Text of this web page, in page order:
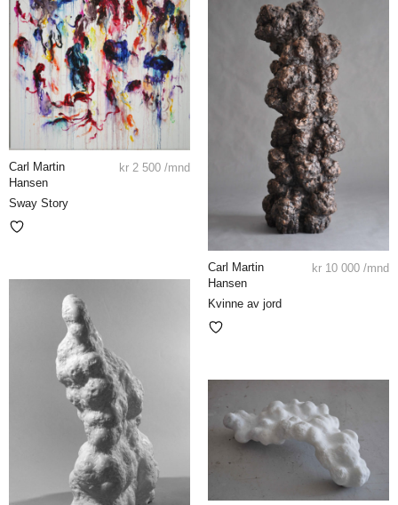
Carl Martin
Hansen
Sway Story
kr 2 500 /mnd
Carl Martin
Hansen
Kvinne av jord
kr 10 000 /mnd